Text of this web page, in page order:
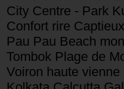
City Centre - Park
Confort rire
Pau Pau Beach
Tombok Plage de
Voiron haute